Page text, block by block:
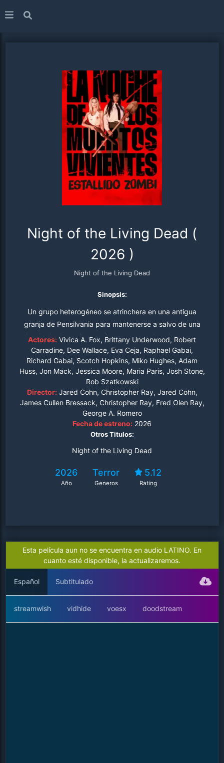
Night of the Living Dead (
2026 )
Night of the Living Dead
Sinopsis:
Un grupo heterogéneo se atrinchera en una antigua
granja de Pensilvania para mantenerse a salvo de una
horda de demonios carnívoros que asolan el noreste.
Actores: Vivica A. Fox, Brittany Underwood, Robert
Carradine, Dee Wallace, Eva Ceja, Raphael Gabai,
Richard Gabai, Scotch Hopkins, Miko Hughes, Adam
Huss, Jon Mack, Jessica Moore, Maria Paris, Josh Stone,
Rob Szatkowski
Director: Jared Cohn, Christopher Ray, Jared Cohn,
James Cullen Bressack, Christopher Ray, Fred Olen Ray,
George A. Romero
Fecha de estreno: 2026
Otros Titulos:
Night of the Living Dead
2026
Año
Terror
Generos
5.12
Rating
Esta película aun no se encuentra en audio LATINO. En
cuanto esté disponible, la actualizaremos.
Español Subtitulado
streamwish vidhide voesx doodstream